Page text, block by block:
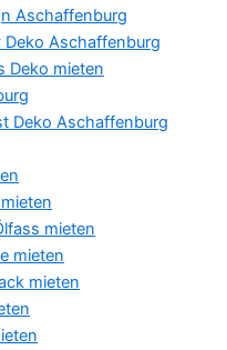
Aschaffenburg
Aschaffenburg
Deko mieten
Deko Aschaffenburg
mieten
mieten
mieten